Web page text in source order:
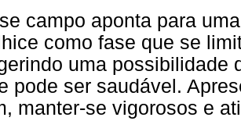
campo aponta para
como fase que se
uma possibilidade
pode ser saudável.
manter-se vigorosos e